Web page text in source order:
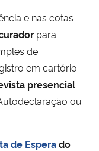
e nas cotas
para
de
em cartório.
presencial
ou
de Esperado